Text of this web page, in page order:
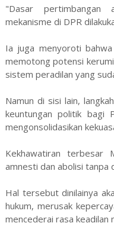
"Dasar pertimbangan
mekanisme di DPR
Ia juga menyoroti
memotong potensi
sistem peradilan yang
Namun di sisi lain,
keuntungan politik bagi
mengonsolidasikan
Kekhawatiran terbesar
amnesti dan abolisi tanpa
Hal tersebut dinilainya
hukum, merusak
mencederai rasa keadilan